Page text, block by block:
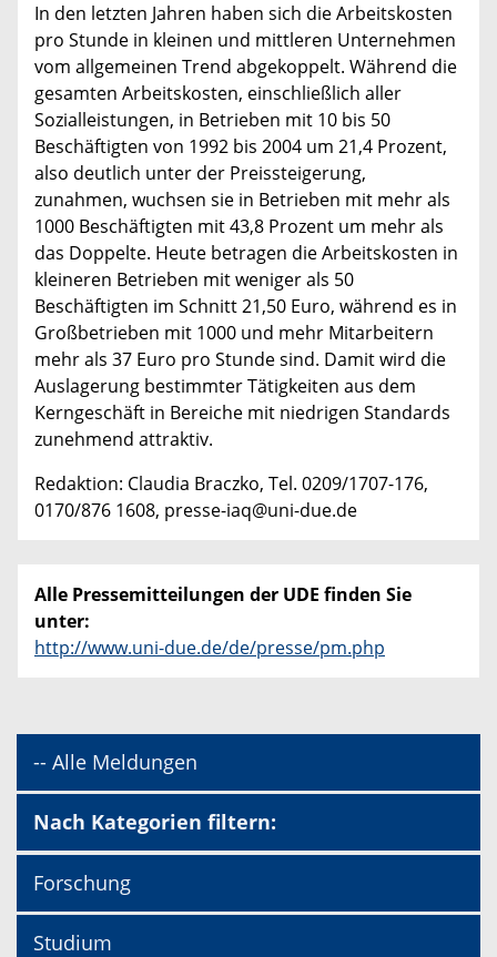
In den letzten Jahren haben sich die Arbeitskosten
pro Stunde in kleinen und mittleren Unternehmen
vom allgemeinen Trend abgekoppelt. Während die
gesamten Arbeitskosten, einschließlich aller
Sozialleistungen, in Betrieben mit 10 bis 50
Beschäftigten von 1992 bis 2004 um 21,4 Prozent,
also deutlich unter der Preissteigerung,
zunahmen, wuchsen sie in Betrieben mit mehr als
1000 Beschäftigten mit 43,8 Prozent um mehr als
das Doppelte. Heute betragen die Arbeitskosten in
kleineren Betrieben mit weniger als 50
Beschäftigten im Schnitt 21,50 Euro, während es in
Großbetrieben mit 1000 und mehr Mitarbeitern
mehr als 37 Euro pro Stunde sind. Damit wird die
Auslagerung bestimmter Tätigkeiten aus dem
Kerngeschäft in Bereiche mit niedrigen Standards
zunehmend attraktiv.
Redaktion: Claudia Braczko, Tel. 0209/1707-176,
0170/876 1608, presse-iaq@uni-due.de
Alle Pressemitteilungen der UDE finden Sie
unter:
http://www.uni-due.de/de/presse/pm.php
-- Alle Meldungen
Nach Kategorien filtern:
Forschung
Studium